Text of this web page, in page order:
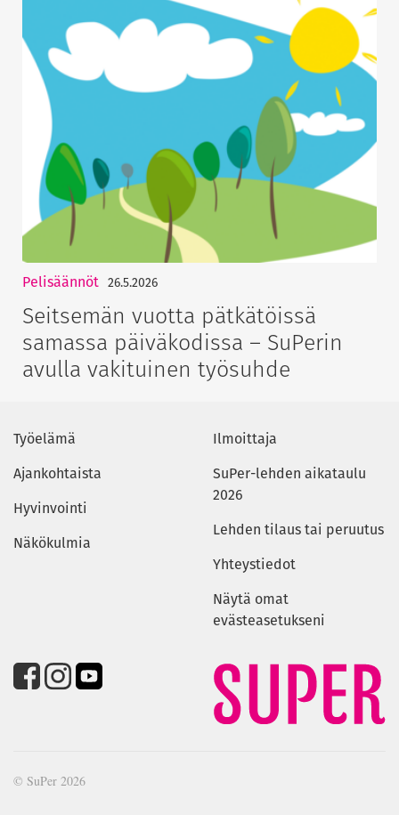
Pelisäännöt 26.5.2026
Seitsemän vuotta pätkätöissä
samassa päiväkodissa – SuPerin
avulla vakituinen työsuhde
Työelämä
Ajankohtaista
Hyvinvointi
Näkökulmia
Ilmoittaja
SuPer-lehden aikataulu
2026
Lehden tilaus tai peruutus
Yhteystiedot
Näytä omat
evästeasetukseni
© SuPer 2026